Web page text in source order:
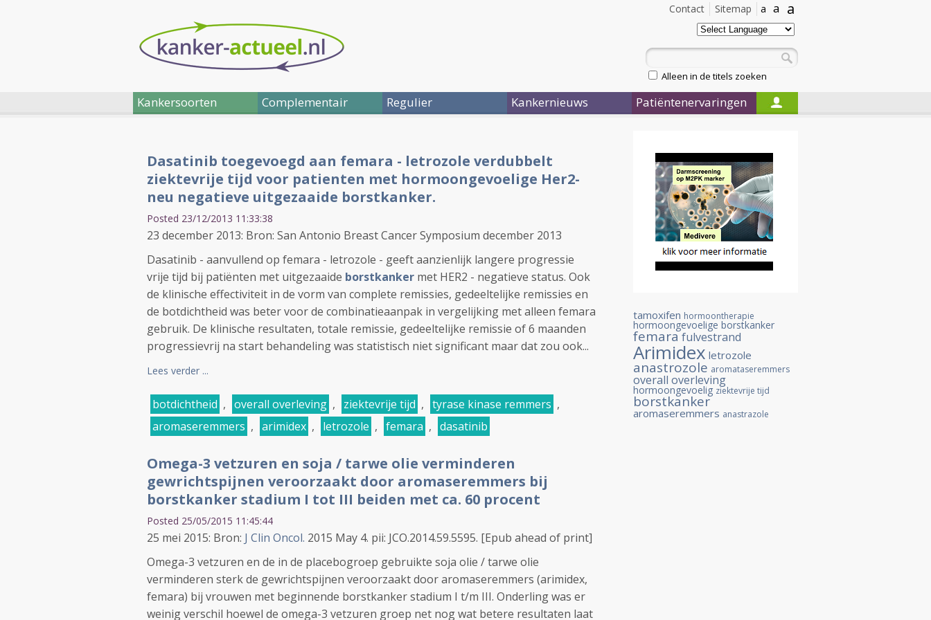
a
a
a
Sitemap
Contact
Alleen in de titels zoeken
Kankersoorten Complementair Regulier Kankernieuws Patiëntenervaringen
Dasatinib toegevoegd aan femara - letrozole verdubbelt
ziektevrije tijd voor patienten met hormoongevoelige Her2-
neu negatieve uitgezaaide borstkanker.
Posted 23/12/2013 11:33:38
23 december 2013: Bron: San Antonio Breast Cancer Symposium december 2013
Dasatinib - aanvullend op femara - letrozole - geeft aanzienlijk langere progressie
vrije tijd bij patiënten met uitgezaaide borstkanker met HER2 - negatieve status. Ook
de klinische effectiviteit in de vorm van complete remissies, gedeeltelijke remissies en
de botdichtheid was beter voor de combinatieaanpak in vergelijking met alleen femara
gebruik. De klinische resultaten, totale remissie, gedeeltelijke remissie of 6 maanden
progressievrij na start behandeling was statistisch niet significant maar dat zou ook...
Lees verder ...
botdichtheid , overall overleving , ziektevrije tijd , tyrase kinase remmers ,
aromaseremmers , arimidex , letrozole , femara , dasatinib
Omega-3 vetzuren en soja / tarwe olie verminderen
gewrichtspijnen veroorzaakt door aromaseremmers bij
borstkanker stadium I tot III beiden met ca. 60 procent
Posted 25/05/2015 11:45:44
25 mei 2015: Bron: J Clin Oncol. 2015 May 4. pii: JCO.2014.59.5595. [Epub ahead of print]
Omega-3 vetzuren en de in de placebogroep gebruikte soja olie / tarwe olie
verminderen sterk de gewrichtspijnen veroorzaakt door aromaseremmers (arimidex,
femara) bij vrouwen met beginnende borstkanker stadium I t/m III. Onderling was er
weinig verschil hoewel de omega-3 vetzuren groep net nog wat betere resultaten laat
tamoxifen hormoontherapie
hormoongevoelige borstkanker
femarafulvestrand
Arimidex letrozole
anastrozole aromataseremmers
overall overleving
hormoongevoelig ziektevrije tijd
borstkanker
aromaseremmers anastrazole